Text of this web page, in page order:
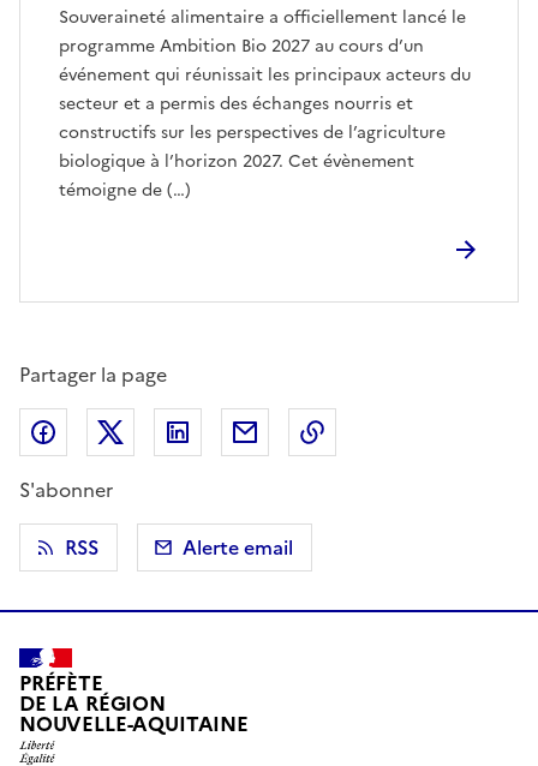
Souveraineté alimentaire a officiellement lancé le
programme Ambition Bio 2027 au cours d’un
événement qui réunissait les principaux acteurs du
secteur et a permis des échanges nourris et
constructifs sur les perspectives de l’agriculture
biologique à l’horizon 2027. Cet évènement
témoigne de (…)
Partager la page
Partager sur Facebook
Partager sur X (anciennement Twitter)
Partager sur LinkedIn
Partager par email
S'abonner
RSS
Alerte email
PRÉFÈTE
DE LA RÉGION
NOUVELLE-AQUITAINE